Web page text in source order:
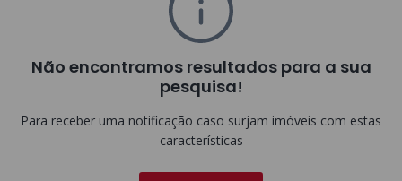
Não encontramos resultados para a sua
pesquisa!
Para receber uma notificação caso surjam imóveis com estas
características